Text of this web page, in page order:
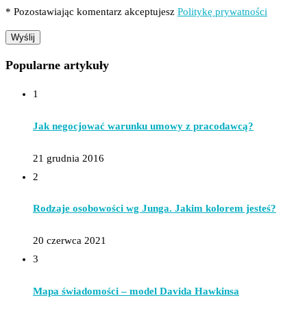
* Pozostawiając komentarz akceptujesz Politykę prywatności
Popularne artykuły
1
Jak negocjować warunku umowy z pracodawcą?
21 grudnia 2016
2
Rodzaje osobowości wg Junga. Jakim kolorem jesteś?
20 czerwca 2021
3
Mapa świadomości – model Davida Hawkinsa